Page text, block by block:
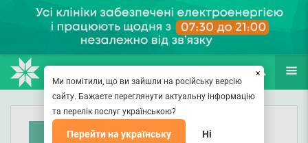
(067) 127-03-03
ПОИСК ЕЩЁ
×
Ми помітили, що ви зайшли на російську версію
сайту. Бажаєте переглянути актуальну інформацію
та перелік послуг українською?
Перейти на українську Ні